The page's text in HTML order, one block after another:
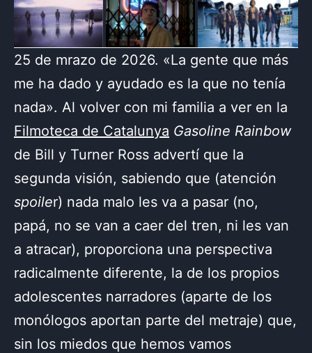
25 de mrazo de 2026. «La gente que más
me ha dado y ayudado es la que no tenía
nada». Al volver con mi familia a ver en la
Filmoteca de Catalunya Gasoline Rainbow
de Bill y Turner Ross advertí que la
segunda visión, sabiendo que (atención
spoiler) nada malo les va a pasar (no,
papá, no se van a caer del tren, ni les van
a atracar), proporciona una perspectiva
radicalmente diferente, la de los propios
adolescentes narradores (aparte de los
monólogos aportan parte del metraje) que,
sin los miedos que hemos vamos